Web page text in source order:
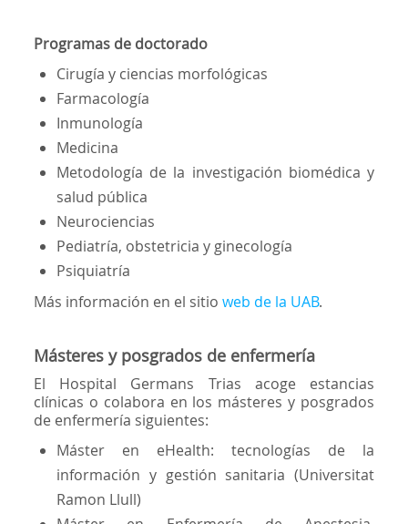
Programas de doctorado
Cirugía y ciencias morfológicas
Farmacología
Inmunología
Medicina
Metodología de la investigación biomédica y
salud pública
Neurociencias
Pediatría, obstetricia y ginecología
Psiquiatría
Más información en el sitioweb de la UAB.
Másteres y posgrados de enfermería
El Hospital Germans Trias acoge estancias
clínicas o colabora en los másteres y posgrados
de enfermería siguientes:
Máster en eHealth: tecnologías de la
información y gestión sanitaria (Universitat
Ramon Llull)